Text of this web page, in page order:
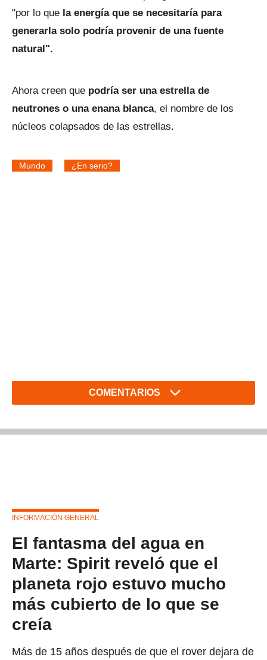
"por lo que la energía que se necesitaría para
generarla solo podría provenir de una fuente
natural".
Ahora creen que podría ser una estrella de
neutrones o una enana blanca, el nombre de los
núcleos colapsados de las estrellas.
Mundo ¿En serio?
COMENTARIOS